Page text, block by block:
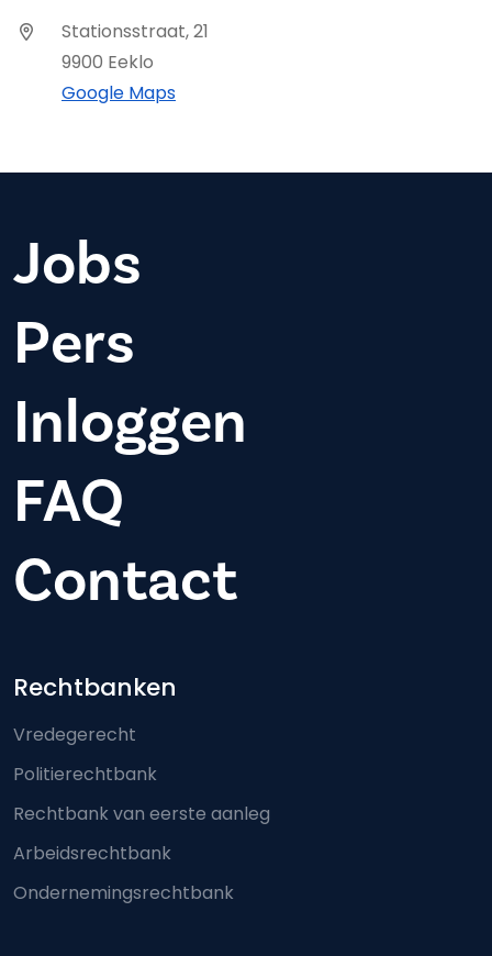
Stationsstraat, 21
9900 Eeklo
Google Maps
Jobs
Pers
Inloggen
FAQ
Contact
Footer-menu
Rechtbanken
Vredegerecht
Politierechtbank
Rechtbank van eerste aanleg
Arbeidsrechtbank
Ondernemingsrechtbank